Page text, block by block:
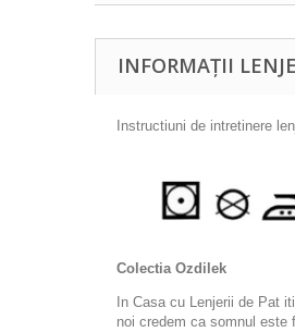
INFORMAȚII
Instructiuni de intretinere
Colectia Ozdilek
In Casa cu Lenjerii de Pat
noi credem ca somnul este